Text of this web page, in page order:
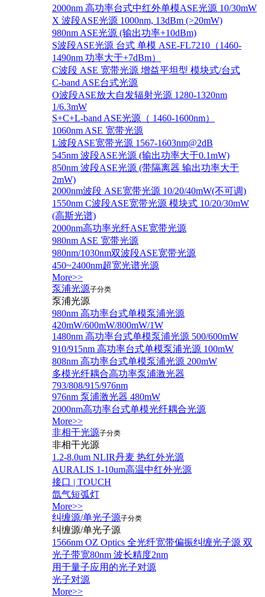
2000nm 高功率台式中红外单模ASE光源 10/30mW
X 波段ASE光源 1000nm, 13dBm (>20mW)
980nm ASE光源 (输出功率+10dBm)
S波段ASE光源 台式 单模 ASE-FL7210（1460-
1490nm 功率大于+7dBm）
C波段 ASE 宽带光源 增益平坦型 模块式/台式
C-band ASE台式光源
O波段ASE放大自发辐射光源 1280-1320nm
1/6.3mW
S+C+L-band ASE光源（ 1460-1600nm）
1060nm ASE 宽带光源
L波段ASE宽带光源 1567-1603nm@2dB
545nm 波段ASE光源 (输出功率大于0.1mW)
850nm 波段ASE光源 (带隔离器 输出功率大于
2mW)
2000nm波段 ASE宽带光源 10/20/40mW(不可调)
1550nm C波段ASE宽带光源 模块式 10/20/30mW
(高斯光谱)
2000nm高功率光纤ASE宽带光源
980nm ASE 宽带光源
980nm/1030nm双波段ASE宽带光源
450~2400nm超宽光谱光源
More>>
泵浦光源子分类
泵浦光源
980nm 高功率台式单模泵浦光源
420mW/600mW/800mW/1W
1480nm 高功率台式单模泵浦光源 500/600mW
910/915nm 高功率台式单模泵浦光源 100mW
808nm 高功率台式单模泵浦光源 200mW
多模光纤耦合高功率泵浦激光器
793/808/915/976nm
976nm 泵浦激光器 480mW
2000nm高功率台式单模光纤耦合光源
More>>
非相干光源子分类
非相干光源
1.2-8.0um NLIR丹麦 热红外光源
AURALIS 1-10um高温中红外光源
接口 | TOUCH
氙气短弧灯
More>>
纠缠源/单光子源子分类
纠缠源/单光子源
1566nm OZ Optics 全光纤宽带偏振纠缠光子源 双
光子带宽80nm 波长精度2nm
用于量子应用的光子对源
光子对源
More>>